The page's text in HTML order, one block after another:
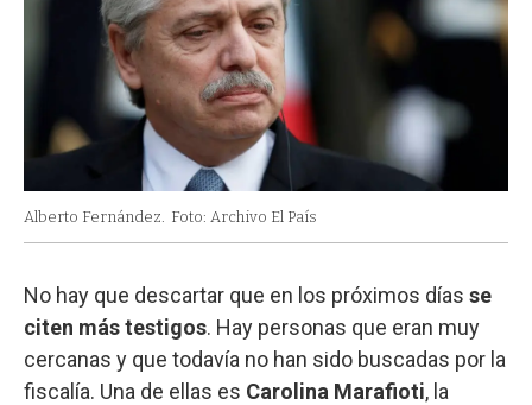
Alberto Fernández. Foto: Archivo El País
No hay que descartar que en los próximos días se
citen más testigos. Hay personas que eran muy
cercanas y que todavía no han sido buscadas por la
fiscalía. Una de ellas es Carolina Marafioti, la